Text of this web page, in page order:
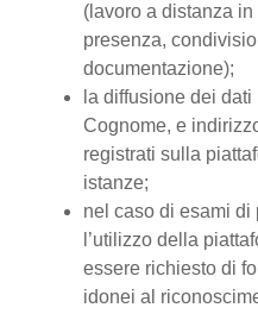
(lavoro a distanza
presenza,
documentazione);
la diffusione dei
Cognome, e
registrati sulla
istanze;
nel caso di esami di
l’utilizzo della
essere richiesto di
idonei al